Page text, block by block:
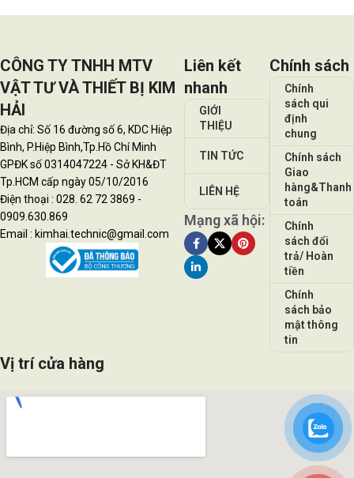
CÔNG TY TNHH MTV
VẬT TƯ VÀ THIẾT BỊ KIM
HẢI
Địa chỉ: Số 16 đường số 6, KDC Hiệp
Bình, P.Hiệp Bình,Tp.Hồ Chí Minh
GPĐK số 0314047224 - Sở KH&ĐT
Tp.HCM cấp ngày 05/10/2016
Điện thoại : 028. 62 72 3869 -
0909.630.869
Email : kimhai.technic@gmail.com
Liên kết
nhanh
GIỚI
THIỆU
TIN TỨC
LIÊN HỆ
Mạng xã hội:
Chính sách
Chính
sách qui
định
chung
Chính sách
Giao
hàng&Thanh
toán
Chính
sách đổi
trả/ Hoàn
tiền
Chính
sách bảo
mật thông
tin
Vị trí cửa hàng